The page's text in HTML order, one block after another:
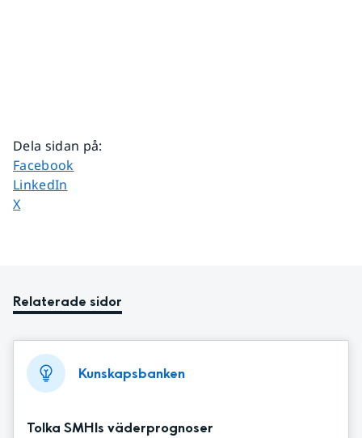
Dela sidan på:
Dela sidan på
Facebook
Dela sidan på
LinkedIn
Dela sidan på
X
Relaterade sidor
Kunskapsbanken
Tolka SMHIs väderprognoser